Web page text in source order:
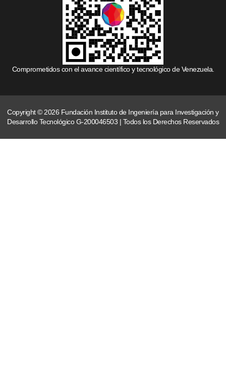
Comprometidos con el avance científico y tecnológico de Venezuela.
Copyright © 2026 Fundación Instituto de Ingeniería para Investigación y
Desarrollo Tecnológico G-200046503 | Todos los Derechos Reservados